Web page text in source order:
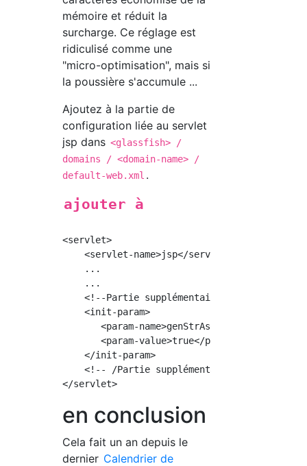
mémoire et réduit la
surcharge. Ce réglage est
ridiculisé comme une
"micro-optimisation", mais si
la poussière s'accumule ...
Ajoutez à la partie de
configuration liée au servlet
jsp dans <glassfish> /
domains / <domain-name> /
default-web.xml .
ajouter à
<servlet>
    <servlet-name>jsp</servlet-name>
    ...
    ...
    <!--Partie supplémentaire-->
    <init-param>
<param-name>genStrAsCharArray</param-
       <param-value>true</param-value>
    </init-param>
    <!-- /Partie supplémentaire-->
en conclusion
Cela fait un an depuis le
dernier Calendrier de